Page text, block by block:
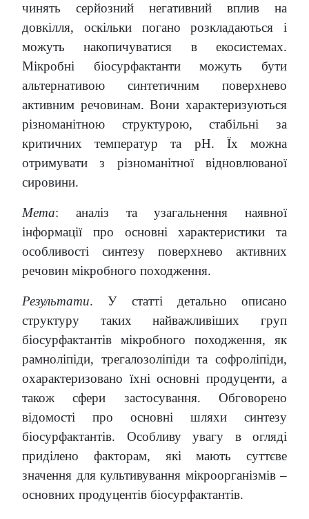
чинять серйозний негативний вплив на
довкілля, оскільки погано розкладаються і
можуть накопичуватися в екосистемах.
Мікробні біосурфактанти можуть бути
альтернативою синтетичним поверхнево
активним речовинам. Вони характеризуються
різноманітною структурою, стабільні за
критичних температур та рН. Їх можна
отримувати з різноманітної відновлюваної
сировини.
Мета: аналіз та узагальнення наявної
інформації про основні характеристики та
особливості синтезу поверхнево активних
речовин мікробного походження.
Результати. У статті детально описано
структуру таких найважливіших груп
біосурфактантів мікробного походження, як
рамноліпіди, трегалозоліпіди та софроліпіди,
охарактеризовано їхні основні продуценти, а
також сфери застосування. Обговорено
відомості про основні шляхи синтезу
біосурфактантів. Особливу увагу в огляді
приділено факторам, які мають суттєве
значення для культивування мікроорганізмів –
основних продуцентів біосурфактантів.